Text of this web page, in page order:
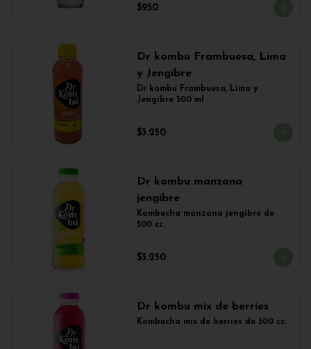
$950
Dr kombu Frambuesa, Lima
y Jengibre
Dr kombu Frambuesa, Lima y
Jengibre 500 ml
$3.250
Dr kombu manzana
jengibre
Kombucha manzana jengibre de
500 cc.
$3.250
Dr kombu mix de berries
Kombucha mix de berries de 500 cc.